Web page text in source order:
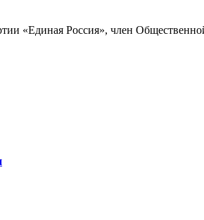
«Единая Россия», член